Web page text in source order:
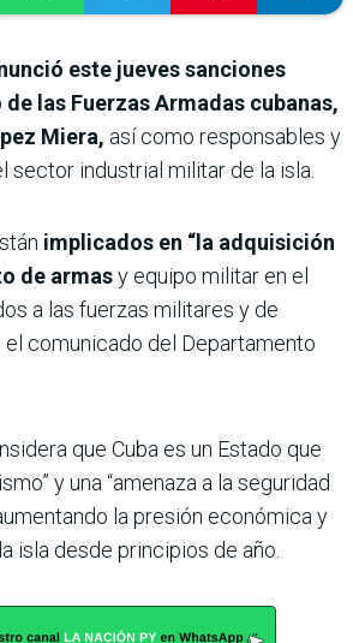
este jueves sanciones
las Fuerzas Armadas cubanas,
Miera, así como responsables y
sector industrial militar de la isla.
implicados en “la adquisición
de armasy equipo militar en el
a las fuerzas militares y de
el comunicado del Departamento
que Cuba es un Estado que
y una “amenaza a la seguridad
la presión económica y
isla desde principios de año.